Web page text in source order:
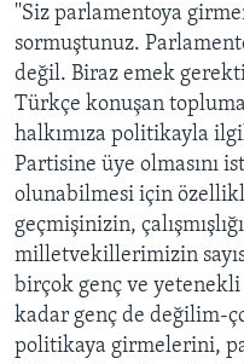
''Siz parlamentoya
sormuştunuz.
değil. Biraz emek
Türkçe konuşan
halkımıza politikayla
Partisine üye olmasını
olunabilmesi için
geçmişinizin,
milletvekillerimizin
birçok genç ve yetenekli
kadar genç de değilim-
politikaya girmelerini,